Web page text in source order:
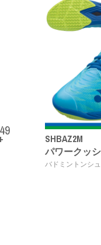
エアラスZメン
￥ 14080